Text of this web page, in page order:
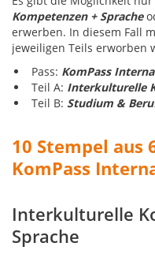
Kompetenzen + Sprache
erwerben. In diesem Fall
jeweiligen Teils erworben
Pass: KomPass
Teil A: Interkulturelle
Teil B: Studium &
10 Stempel aus
KomPass
Interkulturelle
Sprache